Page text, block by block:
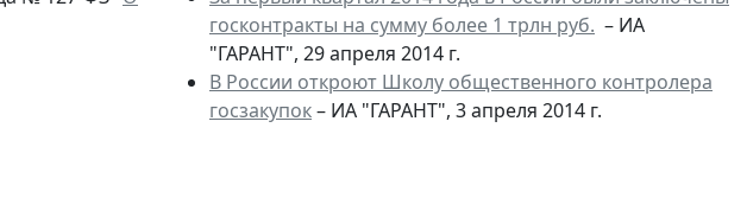
госконтракты на сумму более 1 трлн руб. – ИА
"ГАРАНТ", 29 апреля 2014 г.
В России откроют Школу общественного контролера
госзакупок– ИА "ГАРАНТ", 3 апреля 2014 г.